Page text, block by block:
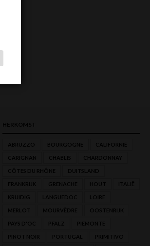
HERKOMST
ABRUZZO BOURGOGNE CALIFORNIË
CARIGNAN CHABLIS CHARDONNAY
CÔTES DU RHÔNE DUITSLAND
FRANKRIJK GRENACHE HOUT ITALIË
KRUIDIG LANGUEDOC LOIRE
MERLOT MOURVÈDRE OOSTENRIJK
PAYS D'OC PFALZ PIEMONTE
PINOT NOIR PORTUGAL PRIMITIVO